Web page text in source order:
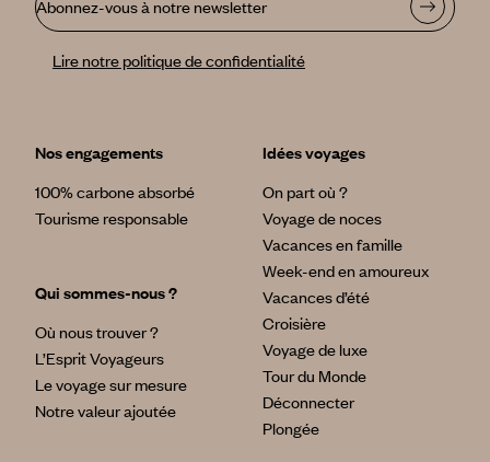
Abonnez-vous à notre newsletter
Lire notre politique de confidentialité
Nos engagements
100% carbone absorbé
Tourisme responsable
Qui sommes-nous ?
Où nous trouver ?
L’Esprit Voyageurs
Le voyage sur mesure
Notre valeur ajoutée
Idées voyages
On part où ?
Voyage de noces
Vacances en famille
Week-end en amoureux
Vacances d’été
Croisière
Voyage de luxe
Tour du Monde
Déconnecter
Plongée